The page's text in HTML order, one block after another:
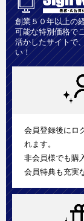
創業５０年以上の
可能な特別価格で
活かしたサイトで
い！
会員登録後にロ
れます。
非会員様でも購
会員特典も充実